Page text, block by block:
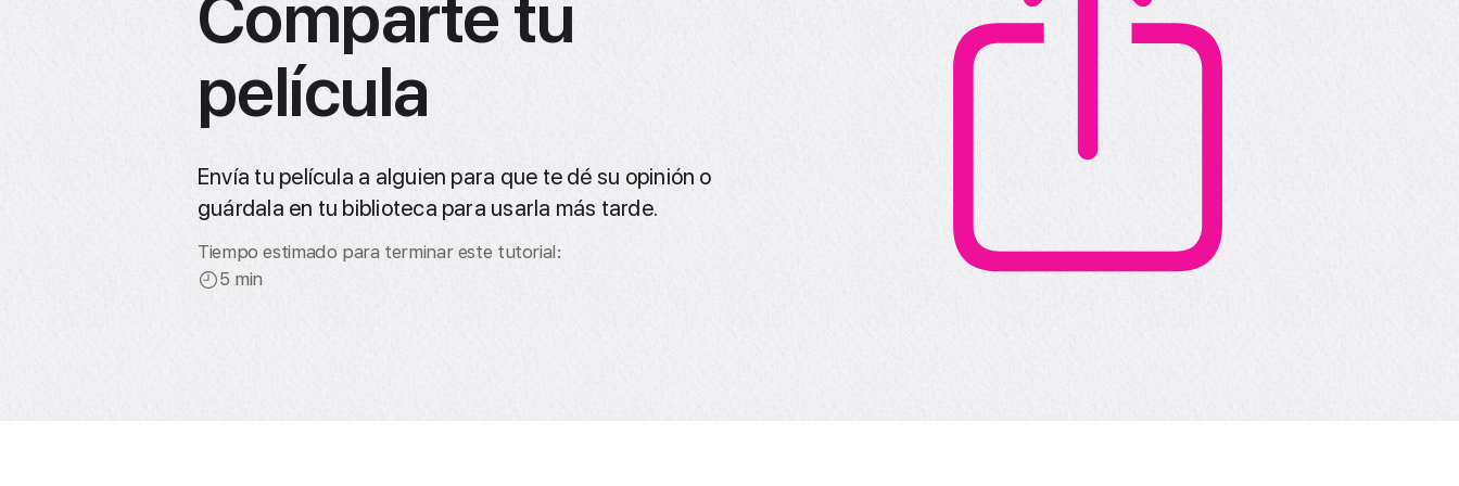
Comparte tu
película
Envía tu película a alguien para que te dé su opinión o
guárdala en tu biblioteca para usarla más tarde.
Tiempo estimado para terminar este tutorial:
5 min